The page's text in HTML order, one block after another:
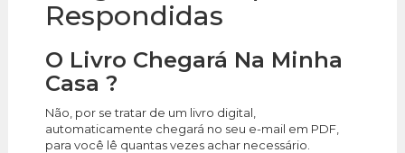
Respondidas
O Livro Chegará Na Minha
Casa ?
Não, por se tratar de um livro digital,
automaticamente chegará no seu e-mail em PDF,
para você lê quantas vezes achar necessário.